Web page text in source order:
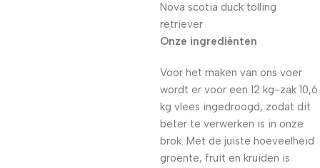
Nova scotia duck tolling
retriever
Onze ingrediënten
Voor het maken van ons voer
wordt er voor een 12 kg-zak 10,6
kg vlees ingedroogd, zodat dit
beter te verwerken is in onze
brok. Met de juiste hoeveelheid
groente, fruit en kruiden is